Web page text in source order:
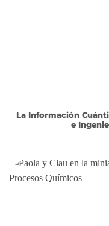
La Información
e